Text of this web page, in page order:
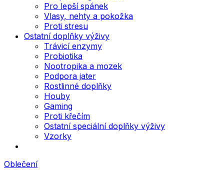
Pro lepší spánek
Vlasy, nehty a pokožka
Proti stresu
Ostatní doplňky výživy
Trávicí enzymy
Probiotika
Nootropika a mozek
Podpora jater
Rostlinné doplňky
Houby
Gaming
Proti křečím
Ostatní speciální doplňky výživy
Vzorky
Oblečení